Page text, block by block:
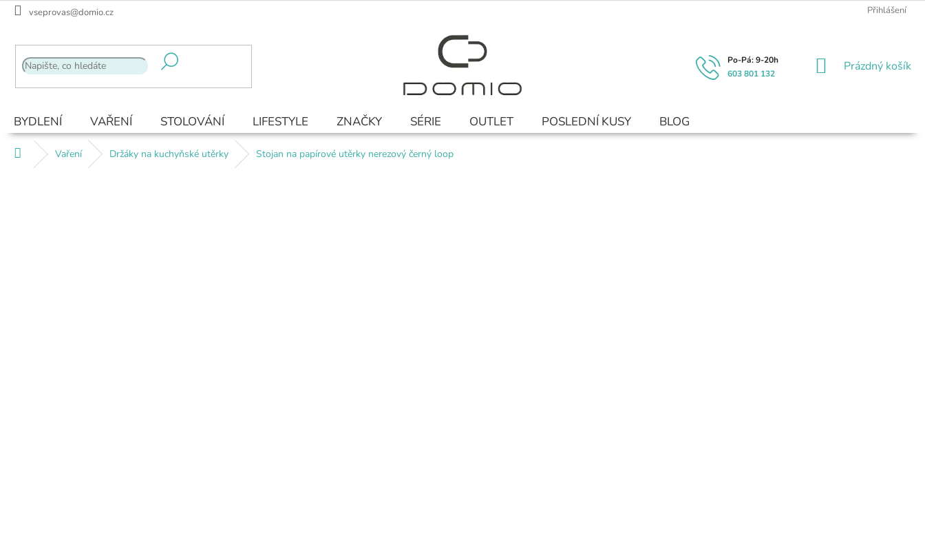
Přejít
vseprovas@domio.cz Přihlášení
603 801 132
NÁKUPNÍ
Prázdný košík
BYDLENÍ VAŘENÍ STOLOVÁNÍ LIFESTYLE ZNAČKY SÉRIE OUTLET POSLEDNÍ KUSY BLOG
Domů Vaření Držáky na kuchyňské utěrky Stojan na papírové utěrky nerezový černý loop